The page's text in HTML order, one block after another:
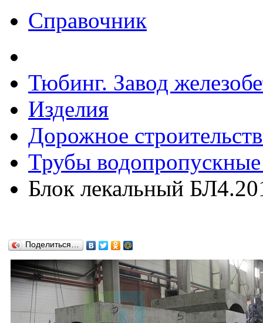
Справочник
Тюбинг. Завод
Изделия
Дорожное
Трубы
Блок лекальный
Поделиться…